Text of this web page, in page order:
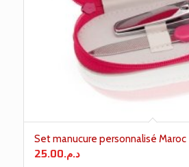
Set manucure personnalisé Maroc
د.م.25.00